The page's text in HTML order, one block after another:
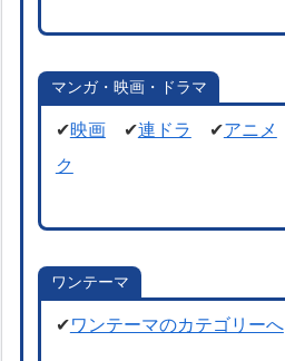
マンガ・映画・ドラマ
✔映画✔連ドラ ✔アニメ
ク
ワンテーマ
✔ワンテーマのカテゴリーへ